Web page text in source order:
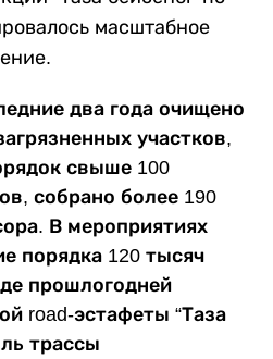
масштабное
два года очищено
участков,
свыше 100
собрано более 190
В мероприятиях
порядка 120 тысяч
прошлогодней
road-эстафеты “Таза
трассы